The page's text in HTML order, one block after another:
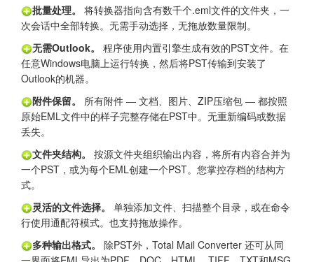
批量处理。
将转换器指向含有数千个.eml文件的文件夹，一
次会话中全部转换。无需手动选择，无拖放数量限制。
无需Outlook。
程序使用内置引擎生成有效的PST文件。在
任意Windows电脑上运行转换，然后将PST传输到安装了
Outlook的机器。
附件保留。
所有附件 — 文档、图片、ZIP压缩包 — 都按照
原始EML文件中的样子完整存储在PST中。无重新编码或数据
丢失。
文件夹结构。
按源文件夹组织输出内容，将所有内容合并为
一个PST，或为每个EML创建一个PST。您掌控存档的结构方
式。
灵活的文件选择。
单独添加文件、扫描整个目录，或在命令
行使用通配符模式。也支持拖放操作。
多种输出格式。
除PST外，Total Mail Converter 还可从同